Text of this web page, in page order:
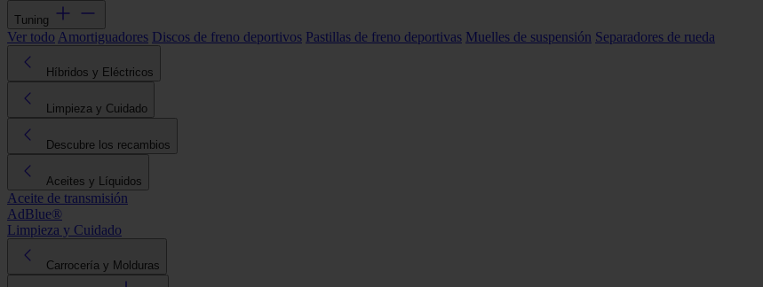
Tuning
Ver todo Amortiguadores Discos de freno deportivos Pastillas de freno deportivas Muelles de suspensión Separadores de rueda
Híbridos y Eléctricos
Limpieza y Cuidado
Descubre los recambios
Aceites y Líquidos
Aceite de transmisión
AdBlue®
Limpieza y Cuidado
Carrocería y Molduras